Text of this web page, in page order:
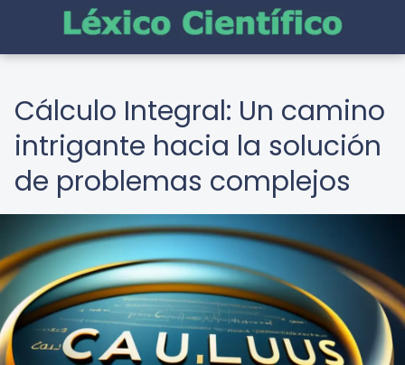
Cálculo Integral: Un camino
intrigante hacia la solución
de problemas complejos